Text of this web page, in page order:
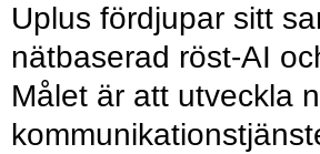
Uplus fördjupar sitt
nätbaserad röst-AI
Målet är att utveckla